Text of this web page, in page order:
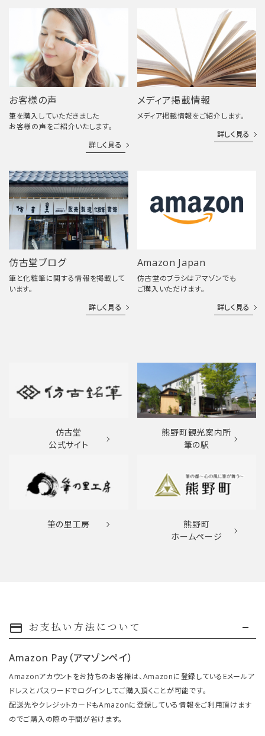
お客様の声
筆を購入していただきました
お客様の声をご紹介いたします。
詳しく見る
メディア掲載情報
メディア掲載情報をご紹介します。
詳しく見る
仿古堂ブログ
筆と化粧筆に関する情報を掲載して
います。
詳しく見る
Amazon Japan
仿古堂のブラシはアマゾンでも
ご購入いただけます。
詳しく見る
仿古堂
公式サイト
熊野町観光案内所
筆の駅
筆の里工房
熊野町
ホームページ
payment お支払い方法について
Amazon Pay（アマゾンペイ）
Amazonアカウントをお持ちのお客様は、Amazonに登録しているEメールア
ドレスとパスワードでログインしてご購入頂くことが可能です。
配送先やクレジットカードもAmazonに登録している情報をご利用頂けます
のでご購入の際の手間が省けます。